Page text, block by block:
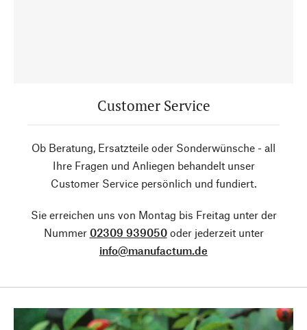
Customer Service
Ob Beratung, Ersatzteile oder Sonderwünsche - all
Ihre Fragen und Anliegen behandelt unser
Customer Service persönlich und fundiert.
Sie erreichen uns von Montag bis Freitag unter der
Nummer 02309 939050oder jederzeit unter
info@manufactum.de